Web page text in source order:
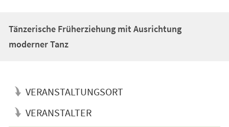
Tänzerische Früherziehung mit Ausrichtung
moderner Tanz
VERANSTALTUNGSORT
VERANSTALTER